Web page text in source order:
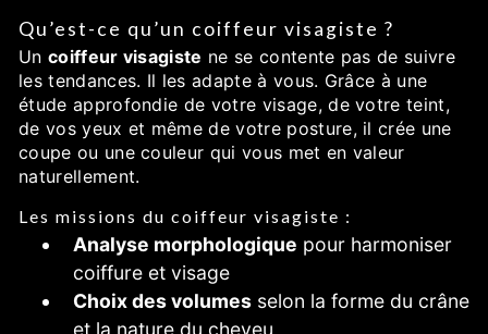
Qu’est-ce qu’un coiffeur visagiste ?
Un coiffeur visagiste ne se contente pas de suivre
les tendances. Il les adapte à vous. Grâce à une
étude approfondie de votre visage, de votre teint,
de vos yeux et même de votre posture, il crée une
coupe ou une couleur qui vous met en valeur
naturellement.
Les missions du coiffeur visagiste :
Analyse morphologique pour harmoniser
coiffure et visage
Choix des volumes selon la forme du crâne
et la nature du cheveu